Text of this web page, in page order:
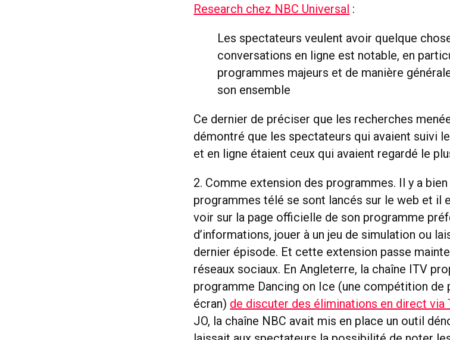
Research chez NBC Universal :
Les spectateurs veulent avoir quelque
conversations en ligne est notable, en
programmes majeurs et de manière
son ensemble
Ce dernier de préciser que les recherches
démontré que les spectateurs qui avaient suivi
et en ligne étaient ceux qui avaient regardé le
2. Comme extension des programmes. Il y a
programmes télé se sont lancés sur le web et il
voir sur la page officielle de son programme
d’informations, jouer à un jeu de simulation ou
dernier épisode. Et cette extension passe
réseaux sociaux. En Angleterre, la chaîne ITV
programme Dancing on Ice (une compétition de
écran) de discuter des éliminations en direct via
JO, la chaîne NBC avait mis en place un outil